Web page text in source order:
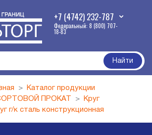
+7 (4742) 232-787
Федеральный: 8 (800) 707-
18-83
Найти
Каталог продукции
ПРОКАТ
Круг
г/к сталь конструкционная